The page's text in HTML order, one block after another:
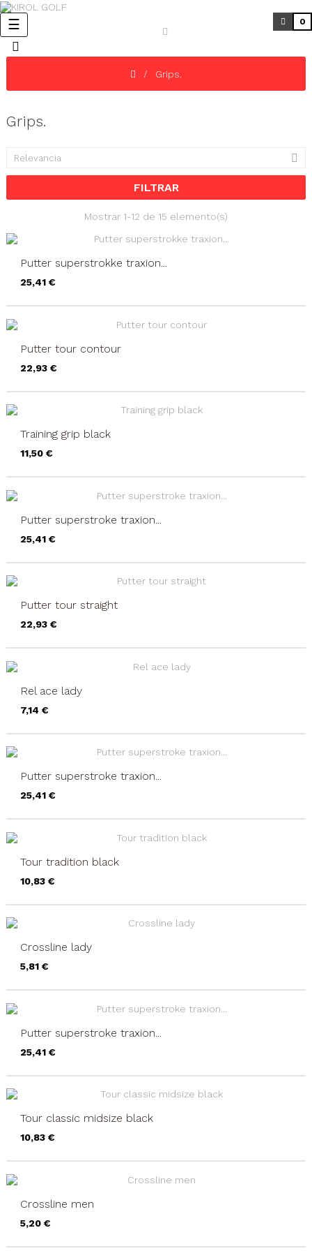
Navegación
de
palanca
☰ 0
Grips.
Grips.
Relevancia 
FILTRAR
Mostrar 1-12 de 15 elemento(s)
Putter superstrokke traxion...
Precio
25,41 €
Putter tour contour
Precio
22,93 €
Training grip black
Precio
11,50 €
Putter superstroke traxion...
Precio
25,41 €
Putter tour straight
Precio
22,93 €
Rel ace lady
Precio
7,14 €
Putter superstroke traxion...
Precio
25,41 €
Tour tradition black
Precio
10,83 €
Crossline lady
Precio
5,81 €
Putter superstroke traxion...
Precio
25,41 €
Tour classic midsize black
Precio
10,83 €
Crossline men
Precio
5,20 €